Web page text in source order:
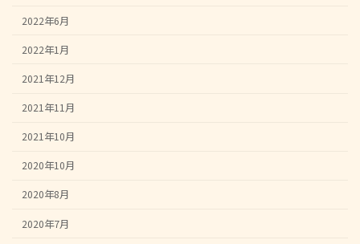
2022年6月
2022年1月
2021年12月
2021年11月
2021年10月
2020年10月
2020年8月
2020年7月